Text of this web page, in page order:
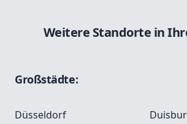
Weitere Standorte in
Großstädte:
Düsseldorf